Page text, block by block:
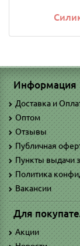
Информация
Доставка и
Оптом
Отзывы
Публичная
Пункты выдачи
Политика
Вакансии
Для
Акции